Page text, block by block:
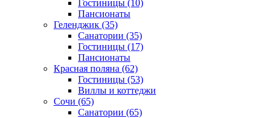
Гостиницы (10)
Пансионаты
Геленджик (35)
Санатории (35)
Гостиницы (17)
Пансионаты
Красная поляна (62)
Гостиницы (53)
Виллы и коттеджи
Сочи (65)
Санатории (65)